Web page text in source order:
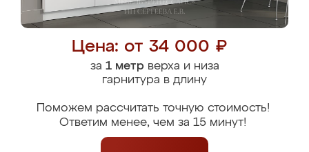
Цена: от 34 000 ₽
за 1 метрверха и низа
гарнитура в длину
Поможем рассчитать точную стоимость!
Ответим менее, чем за 15 минут!